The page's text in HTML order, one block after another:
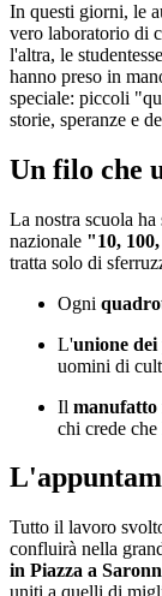
In questi giorni, le
vero laboratorio di
l'altra, le
hanno preso in
speciale: piccoli
storie, speranze e
Un filo che
La nostra scuola
nazionale "10,
tratta solo di
Ogni
L'unione dei
uomini di
Il manufatto
chi crede
Tutto il lavoro
confluirà nella
in Piazza a
uniti a quelli di